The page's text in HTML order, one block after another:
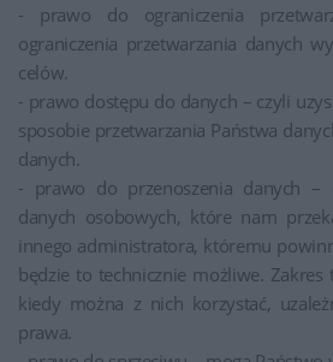
- prawo do ograniczenia
ograniczenia przetwarzania danych
celów.
- prawo dostępu do danych – czyli
sposobie przetwarzania Państwa
danych.
- prawo do przenoszenia danych –
danych osobowych, które nam
innego administratora, któremu
będzie to technicznie możliwe.
kiedy można z nich korzystać,
prawa.